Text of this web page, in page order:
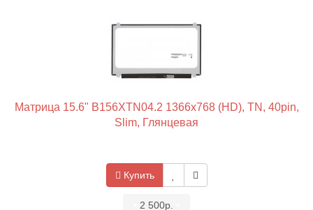
Матрица 15.6" B156XTN04.2 1366x768 (HD), TN, 40pin,
Slim, Глянцевая
Купить
2 500р.